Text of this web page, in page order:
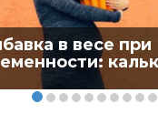
в весе при